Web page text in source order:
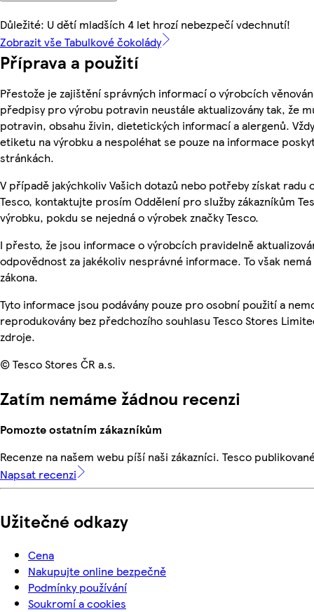
Důležité: U dětí mladších 4 let hrozí nebezpečí vdechnutí!
Zobrazit vše Tabulkové čokolády
Příprava a použití
Přestože je zajištění správných informací o výrobcích
předpisy pro výrobu potravin neustále aktualizovány tak, že
potravin, obsahu živin, dietetických informací a alergenů.
etiketu na výrobku a nespoléhat se pouze na informace
stránkách.
V případě jakýchkoliv Vašich dotazů nebo potřeby získat radu
Tesco, kontaktujte prosím Oddělení pro služby zákazníkům
výrobku, pokdu se nejedná o výrobek značky Tesco.
I přesto, že jsou informace o výrobcích pravidelně
odpovědnost za jakékoliv nesprávné informace. To však
zákona.
Tyto informace jsou podávány pouze pro osobní použití a
reprodukovány bez předchozího souhlasu Tesco Stores
zdroje.
© Tesco Stores ČR a.s.
Zatím nemáme žádnou recenzi
Pomozte ostatním zákazníkům
Recenze na našem webu píší naši zákazníci. Tesco
Napsat recenzi
Užitečné odkazy
Cena
Nakupujte online bezpečně
Podmínky používání
Soukromí a cookies